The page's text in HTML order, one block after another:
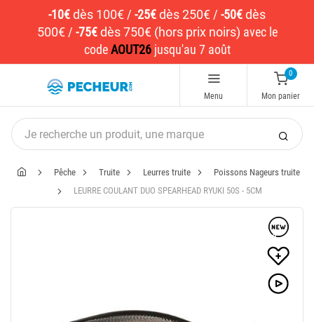
-10€dès 100€ / -25€dès 250€ / -50€dès
500€/ -75€ dès 750€ (hors prix noirs) avec le
codeAOUT26jusqu'au 7 août
Menu
0
Mon panier
Pêche Truite Leurres truite
Poissons Nageurs truite
LEURRE COULANT DUO SPEARHEAD RYUKI 50S - 5CM